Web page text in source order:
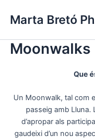
Marta Bretó
Moonwalks
Que
Un Moonwalk, tal com
passeig amb Lluna.
d’apropar als
gaudeixi d’un nou